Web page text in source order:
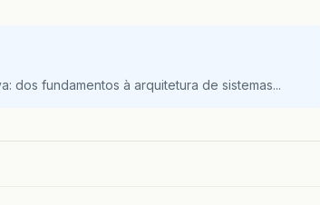
dos fundamentos à arquitetura de sistemas...